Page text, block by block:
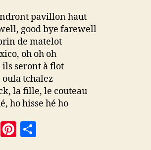
pavillon haut
good bye farewell
de matelot
oh oh oh
ils seront à flot
oula tchalez
la fille, le couteau
ho hisse hé ho
E
Pi